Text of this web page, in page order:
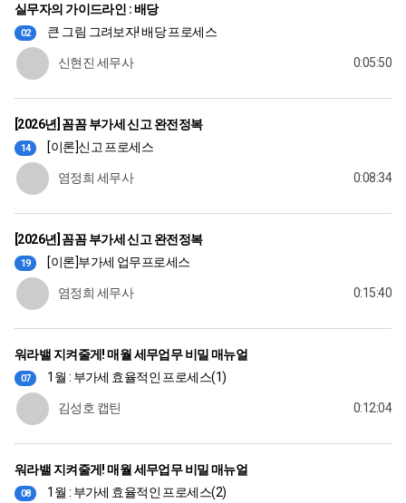
실무자의 가이드라인 : 배당
02 큰 그림 그려보자! 배당 프로세스
신현진 세무사 0:05:50
[2026년] 꼼꼼 부가세 신고 완전정복
14 [이론]신고 프로세스
염정희 세무사 0:08:34
[2026년] 꼼꼼 부가세 신고 완전정복
19 [이론]부가세 업무프로세스
염정희 세무사 0:15:40
워라밸 지켜줄게! 매월 세무업무 비밀 매뉴얼
07 1월 : 부가세 효율적인 프로세스(1)
김성호 캡틴 0:12:04
워라밸 지켜줄게! 매월 세무업무 비밀 매뉴얼
08 1월 : 부가세 효율적인 프로세스(2)